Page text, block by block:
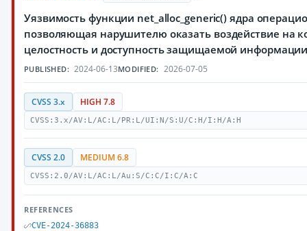
Уязвимость функции net_alloc_generic() ядра
позволяющая нарушителю оказать воздействие на
целостность и доступность защищаемой
PUBLISHED: 2024-06-13MODIFIED: 2026-07-05
CVSS 3.x HIGH 7.8
CVSS:3.x/AV:L/AC:L/PR:L/UI:N/S:U/C:H/I:H/A:H
CVSS 2.0 MEDIUM 6.8
CVSS:2.0/AV:L/AC:L/Au:S/C:C/I:C/A:C
REFERENCES
CVE-2024-36883